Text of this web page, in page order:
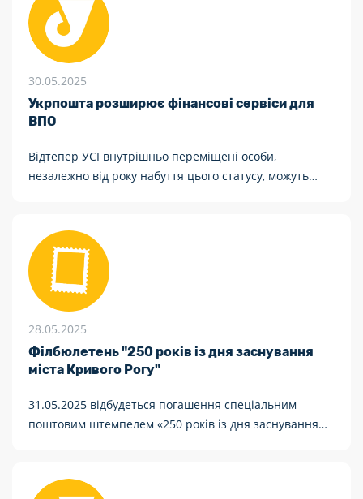
30.05.2025
Укрпошта розширює фінансові сервіси для
ВПО
Відтепер УСІ внутрішньо переміщені особи,
незалежно від року набуття цього статусу, можуть
28.05.2025
Філбюлетень "250 років із дня заснування
міста Кривого Рогу"
31.05.2025 відбудеться погашення спеціальним
поштовим штемпелем «250 років із дня заснування